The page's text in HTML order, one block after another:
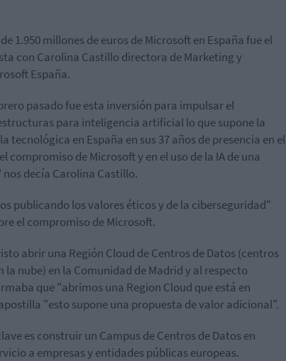
1.950 millones de euros de Microsoft en España fue el
con Carolina Castillo directora de Marketing y
España.
pasado fue esta inversión para impulsar el
para inteligencia artificial lo que supone la
tecnológica en España en sus 37 años de presencia en el
compromiso de Microsoft y en el uso de la IA de una
decía Carolina Castillo.
publicando los valores éticos y de la ciberseguridad"
el compromiso de Microsoft.
abrir una Región Cloud de Centros de Datos (centros
la nube) en la Comunidad de Madrid y al respecto
que "abrimos una Region Cloud que está en
"esto supone una propuesta de valor adicional".
es construir un Campus de Centros de Datos en
a empresas y entidades públicas europeas.